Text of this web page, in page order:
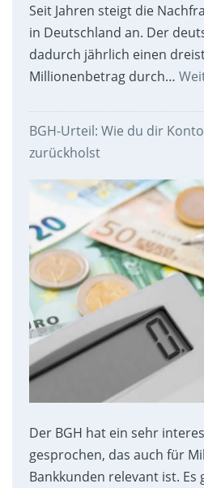
Seit Jahren steigt die
in Deutschland an. Der
dadurch jährlich einen
Millionenbetrag durch…
BGH-Urteil: Wie du dir
zurückholst
Der BGH hat ein sehr
gesprochen, das auch für
Bankkunden relevant ist. Es